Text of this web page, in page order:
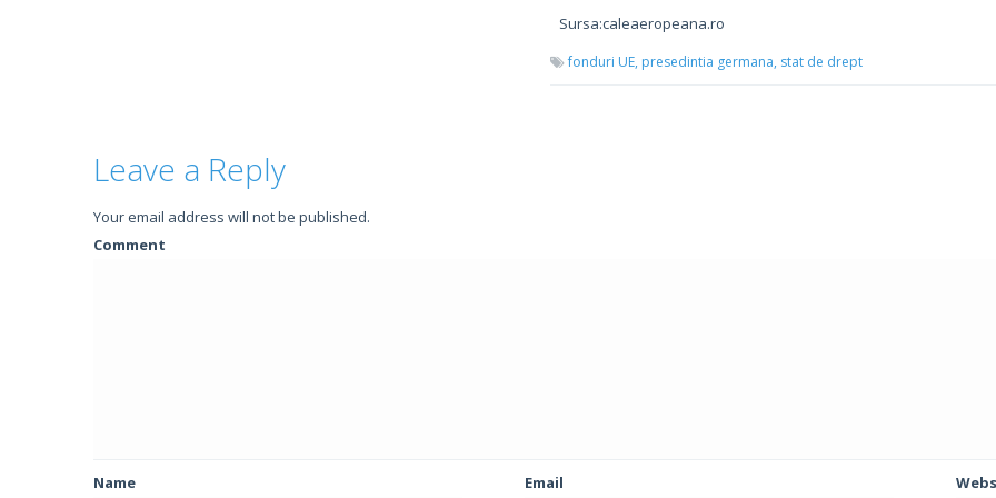
Sursa:caleaeropeana.ro
fonduri UE, presedintia germana, stat de drept
Leave a Reply
Your email address will not be published.
Comment
Name Email